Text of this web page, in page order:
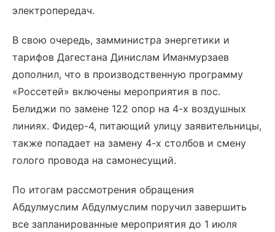
электропередач.
В свою очередь, замминистра энергетики и
тарифов Дагестана Динислам Иманмурзаев
дополнил, что в производственную программу
«Россетей» включены мероприятия в пос.
Белиджи по замене 122 опор на 4-х воздушных
линиях. Фидер-4, питающий улицу заявительницы,
также попадает на замену 4-х столбов и смену
голого провода на самонесущий.
По итогам рассмотрения обращения
Абдулмуслим Абдулмуслим поручил завершить
все запланированные мероприятия до 1 июля